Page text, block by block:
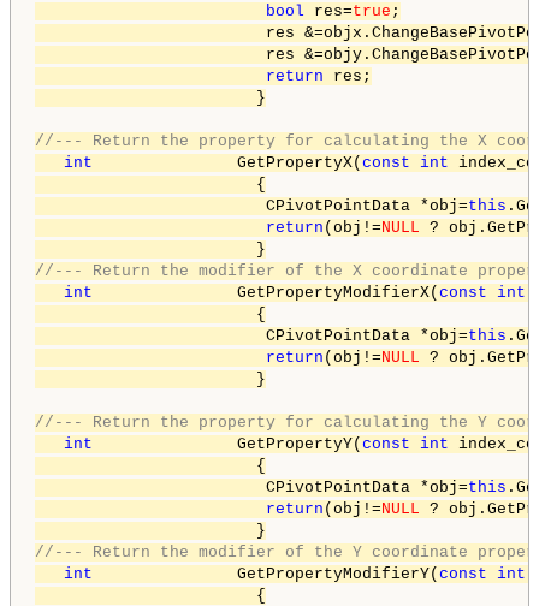
bool res=true ;
res
res
return res;
}
//--- Return the property for calculating the X
int GetPropertyX( const int
{
CPivotPointData *obj=this
return (obj!=NULL ?
//--- Return the modifier of the X coordinate
int GetPropertyModifierX( const int
{
CPivotPointData *obj=this
return (obj!=NULL ?
}
//--- Return the property for calculating the Y
int GetPropertyY( const int
{
CPivotPointData *obj=this
return (obj!=NULL ?
//--- Return the modifier of the Y coordinate
int GetPropertyModifierY( const int
{